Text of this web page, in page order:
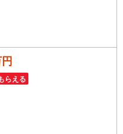
らえる